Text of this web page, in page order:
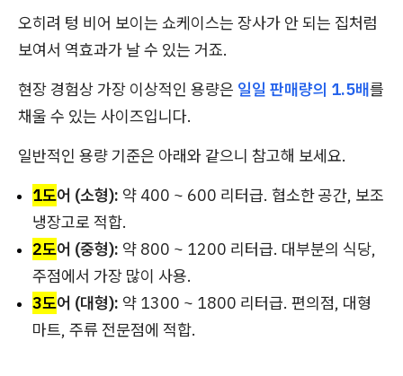
오히려 텅 비어 보이는 쇼케이스는 장사가 안 되는 집처럼
보여서 역효과가 날 수 있는 거죠.
현장 경험상 가장 이상적인 용량은 일일 판매량의 1.5배를
채울 수 있는 사이즈입니다.
일반적인 용량 기준은 아래와 같으니 참고해 보세요.
1도어 (소형): 약 400 ~ 600 리터급. 협소한 공간, 보조
냉장고로 적합.
2도어 (중형): 약 800 ~ 1200 리터급. 대부분의 식당,
주점에서 가장 많이 사용.
3도어 (대형): 약 1300 ~ 1800 리터급. 편의점, 대형
마트, 주류 전문점에 적합.